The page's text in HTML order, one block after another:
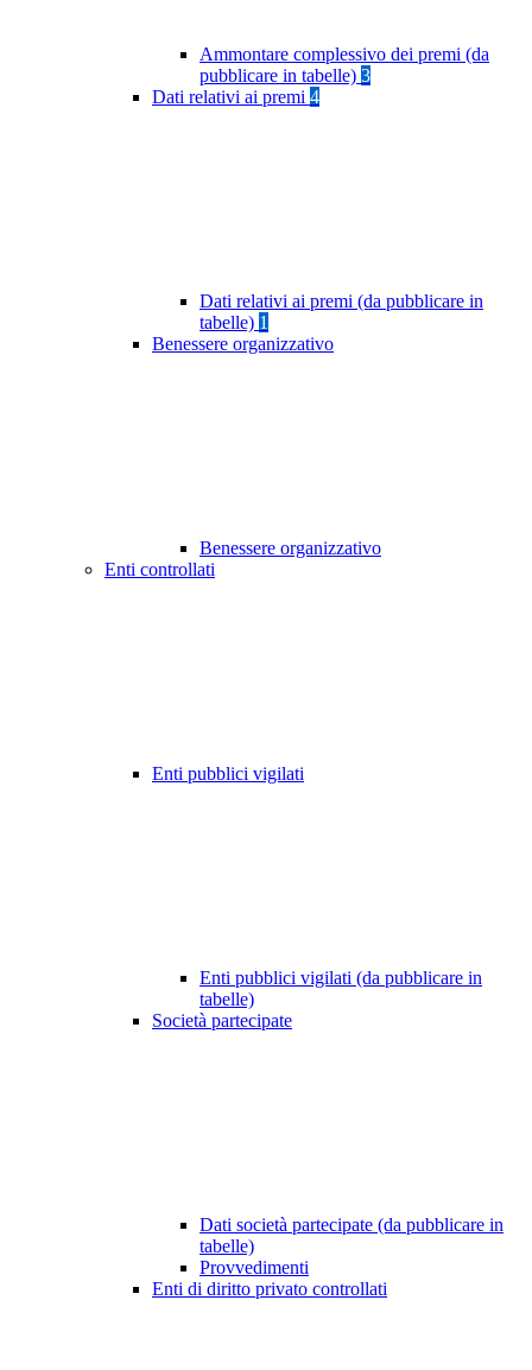
Ammontare complessivo dei premi (da
pubblicare in tabelle) 3
Dati relativi ai premi 4
Dati relativi ai premi (da pubblicare in
tabelle) 1
Benessere organizzativo
Benessere organizzativo
Enti controllati
Enti pubblici vigilati
Enti pubblici vigilati (da pubblicare in
tabelle)
Società partecipate
Dati società partecipate (da pubblicare in
tabelle)
Provvedimenti
Enti di diritto privato controllati